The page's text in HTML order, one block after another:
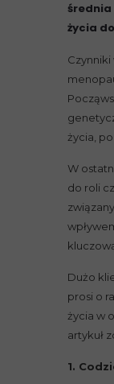
życia
życia,
W
do roli
Dużo
prosi o
życia w
artykuł
1.